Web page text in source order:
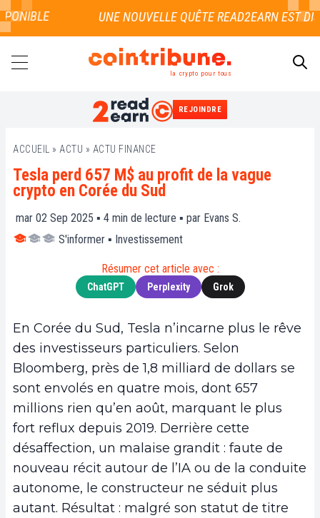
la crypto pour tous
REJOINDRE
ACCUEIL » ACTU » ACTU FINANCE
Tesla perd 657 M$ au profit de la vague
crypto en Corée du Sud
mar 02 Sep 2025 ▪ 4 min de lecture ▪ par Evans S.
S'informer ▪ Investissement
Résumer cet article avec :
ChatGPT Perplexity Grok
En Corée du Sud, Tesla n’incarne plus le rêve
des investisseurs particuliers. Selon
Bloomberg, près de 1,8 milliard de dollars se
sont envolés en quatre mois, dont 657
millions rien qu’en août, marquant le plus
fort reflux depuis 2019. Derrière cette
désaffection, un malaise grandit : faute de
nouveau récit autour de l’IA ou de la conduite
autonome, le constructeur ne séduit plus
autant. Résultat : malgré son statut de titre